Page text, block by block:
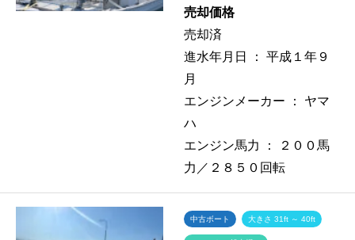
売却価格
売却済
進水年月日 ： 平成１年９
月
エンジンメーカー ： ヤマ
ハ
エンジン馬力 ：
２００馬
力／２８５０回転
中古ボート 大きさ 31ft ～ 40ft